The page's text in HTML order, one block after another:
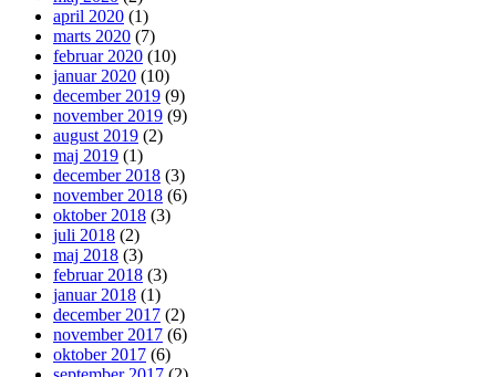
april 2020 (1)
marts 2020 (7)
februar 2020 (10)
januar 2020 (10)
december 2019 (9)
november 2019 (9)
august 2019 (2)
maj 2019 (1)
december 2018 (3)
november 2018 (6)
oktober 2018 (3)
juli 2018 (2)
maj 2018 (3)
februar 2018 (3)
januar 2018 (1)
december 2017 (2)
november 2017 (6)
oktober 2017 (6)